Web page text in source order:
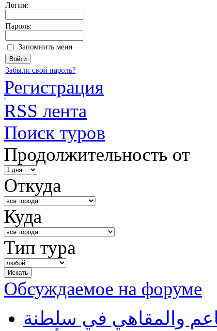
Логин:
Пароль:
Запомнить меня
Забыли свой пароль?
Регистрация
RSS лента
Поиск туров
Продолжительность от
Откуда
Куда
Тип тура
Обсуждаемое на форуме
والمقاهي في سلطنة